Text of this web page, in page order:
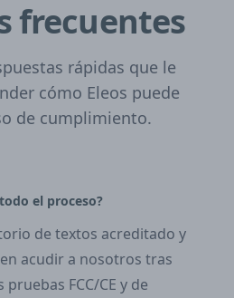
frecuentes
rápidas que le
cómo Eleos puede
de cumplimiento.
el proceso?
de textos acreditado y
acudir a nosotros tras
FCC/CE y de